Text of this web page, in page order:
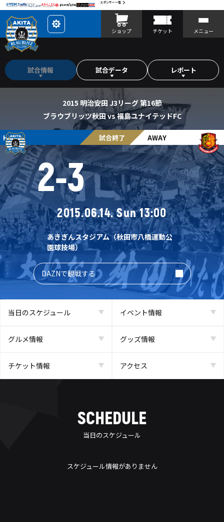
スポンサー一覧
レ
イ
ア
を
タ
マ
ズ
ショップ チケット メニュー
試合情報 試合データ レポート
2015 明治安田 J3リーグ 第16節
ブラウブリッツ秋田 vs 福島ユナイテッドFC
HOME 試合終了 AWAY
2-3
2015.06.14. Sun 13:00
あきぎんスタジアム（秋田市八橋運動公
園球技場）
DAZNで観戦する
当日のスケジュール イベント情報
グルメ情報 グッズ情報
チケット情報 アクセス
SCHEDULE
当日のスケジュール
スケジュール情報がありません